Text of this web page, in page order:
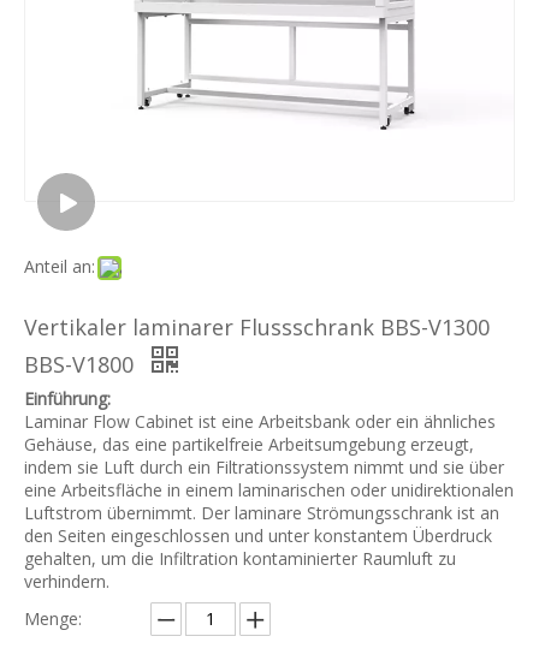
Anteil an:
Vertikaler laminarer Flussschrank BBS-V1300
BBS-V1800
Einführung:
Laminar Flow Cabinet ist eine Arbeitsbank oder ein ähnliches
Gehäuse, das eine partikelfreie Arbeitsumgebung erzeugt,
indem sie Luft durch ein Filtrationssystem nimmt und sie über
eine Arbeitsfläche in einem laminarischen oder unidirektionalen
Luftstrom übernimmt. Der laminare Strömungsschrank ist an
den Seiten eingeschlossen und unter konstantem Überdruck
gehalten, um die Infiltration kontaminierter Raumluft zu
verhindern.
Menge: